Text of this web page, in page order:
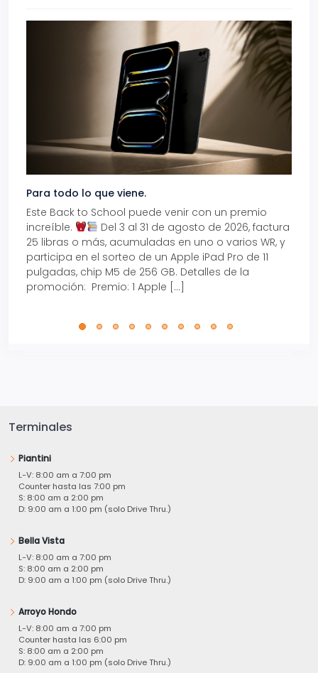
Para todo lo que viene.
Este Back to School puede venir con un premio
increíble.
Del 3 al 31 de agosto de 2026, factura
25 libras o más, acumuladas en uno o varios WR, y
participa en el sorteo de un Apple iPad Pro de 11
pulgadas, chip M5 de 256 GB. Detalles de la
promoción: Premio: 1 Apple […]
Terminales
Piantini
L-V: 8:00 am a 7:00 pm
Counter hasta las 7:00 pm
S: 8:00 am a 2:00 pm
D: 9:00 am a 1:00 pm (solo Drive Thru.)
Bella Vista
L-V: 8:00 am a 7:00 pm
S: 8:00 am a 2:00 pm
D: 9:00 am a 1:00 pm (solo Drive Thru.)
Arroyo Hondo
L-V: 8:00 am a 7:00 pm
Counter hasta las 6:00 pm
S: 8:00 am a 2:00 pm
D: 9:00 am a 1:00 pm (solo Drive Thru.)